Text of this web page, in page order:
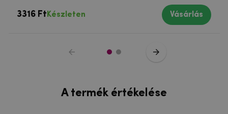
3316 Ft Készleten Vásárlás
A termék értékelése